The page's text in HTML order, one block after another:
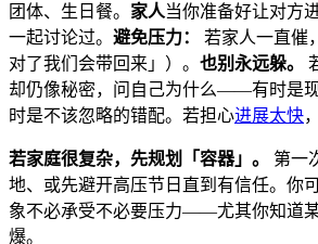
团体、生日餐。 家人当你准备好让对方
一起讨论过。 避免压力：
若家人一直催
对了我们会带回来」）。 也别永远躲。
却仍像秘密，问自己为什么——有时是
时是不该忽略的错配。若担心进展太快
若家庭很复杂，先规划「容器」。
第一
地、或先避开高压节日直到有信任。你
象不必承受不必要压力——尤其你知道
爆。